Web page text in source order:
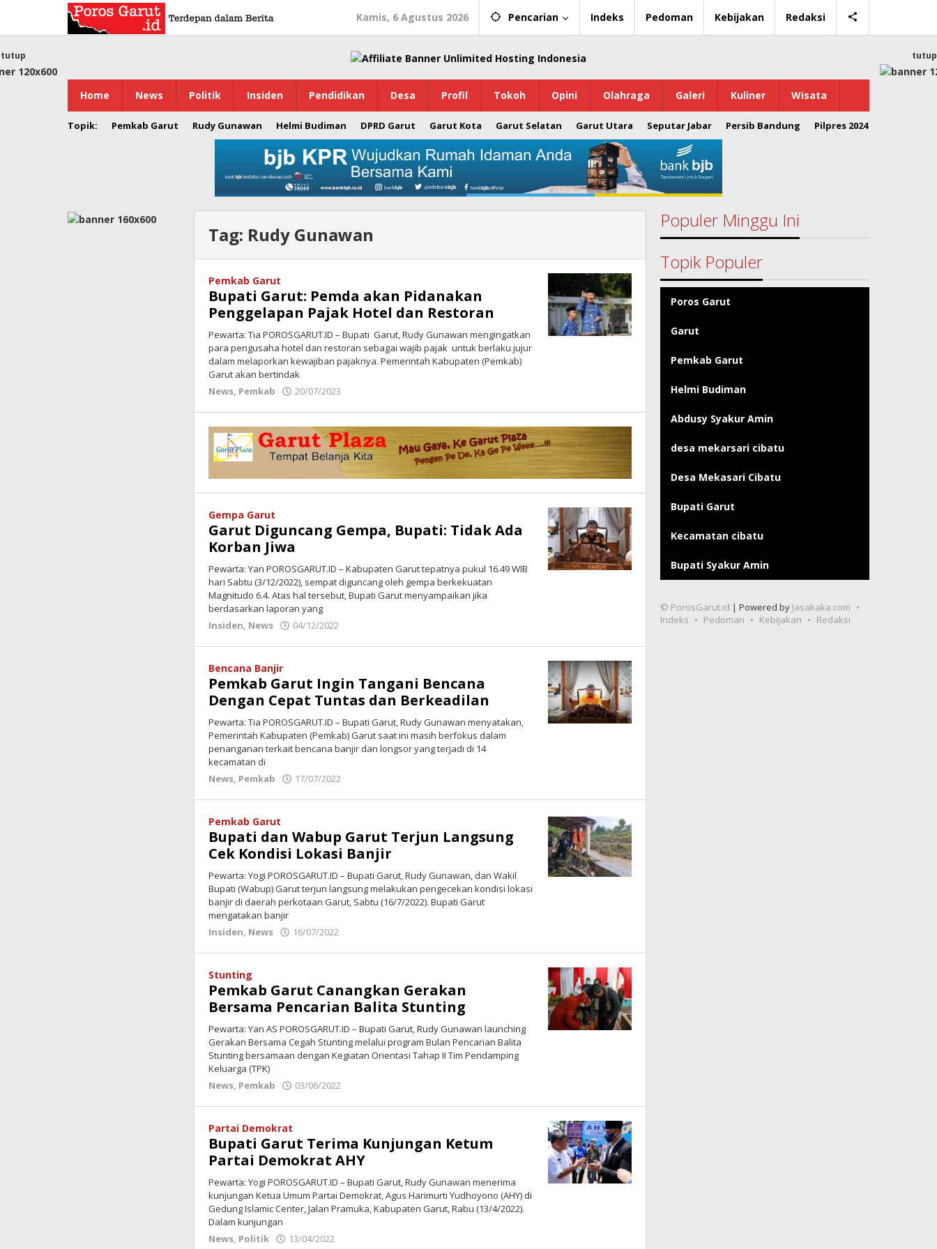
konten
Kamis, 6 Agustus 2026 Pencarian Indeks Pedoman Kebijakan Redaksi
Home News Politik Insiden Pendidikan Desa Profil Tokoh Opini Olahraga Galeri Kuliner Wisata
Topik: Pemkab Garut Rudy Gunawan Helmi Budiman DPRD Garut Garut Kota Garut Selatan Garut Utara Seputar Jabar Persib Bandung Pilpres 2024
tutup tutup
Tag: Rudy Gunawan
Pemkab Garut
Bupati Garut: Pemda akan Pidanakan
Penggelapan Pajak Hotel dan Restoran
Pewarta: Tia POROSGARUT.ID – Bupati Garut, Rudy Gunawan mengingatkan
para pengusaha hotel dan restoran sebagai wajib pajak untuk berlaku jujur
dalam melaporkan kewajiban pajaknya. Pemerintah Kabupaten (Pemkab)
Garut akan bertindak
News, Pemkab 20/07/2023
Garut
Gempa Garut
Garut Diguncang Gempa, Bupati: Tidak Ada
Korban Jiwa
Pewarta: Yan POROSGARUT.ID – Kabupaten Garut tepatnya pukul 16.49 WIB
hari Sabtu (3/12/2022), sempat diguncang oleh gempa berkekuatan
Magnitudo 6.4. Atas hal tersebut, Bupati Garut menyampaikan jika
berdasarkan laporan yang
Insiden, News 04/12/2022
Bencana Banjir
Pemkab Garut Ingin Tangani Bencana
Dengan Cepat Tuntas dan Berkeadilan
Pewarta: Tia POROSGARUT.ID – Bupati Garut, Rudy Gunawan menyatakan,
Pemerintah Kabupaten (Pemkab) Garut saat ini masih berfokus dalam
penanganan terkait bencana banjir dan longsor yang terjadi di 14
kecamatan di
News, Pemkab 17/07/2022
Pemkab Garut
Bupati dan Wabup Garut Terjun Langsung
Cek Kondisi Lokasi Banjir
Pewarta: Yogi POROSGARUT.ID – Bupati Garut, Rudy Gunawan, dan Wakil
Bupati (Wabup) Garut terjun langsung melakukan pengecekan kondisi lokasi
banjir di daerah perkotaan Garut, Sabtu (16/7/2022). Bupati Garut
mengatakan banjir
Insiden, News 16/07/2022
Stunting
Pemkab Garut Canangkan Gerakan
Bersama Pencarian Balita Stunting
Pewarta: Yan AS POROSGARUT.ID – Bupati Garut, Rudy Gunawan launching
Gerakan Bersama Cegah Stunting melalui program Bulan Pencarian Balita
Stunting bersamaan dengan Kegiatan Orientasi Tahap II Tim Pendamping
Keluarga (TPK)
News, Pemkab 03/06/2022
Partai Demokrat
Bupati Garut Terima Kunjungan Ketum
Partai Demokrat AHY
Pewarta: Yogi POROSGARUT.ID – Bupati Garut, Rudy Gunawan menerima
kunjungan Ketua Umum Partai Demokrat, Agus Harimurti Yudhoyono (AHY) di
Gedung Islamic Center, Jalan Pramuka, Kabupaten Garut, Rabu (13/4/2022).
Dalam kunjungan
News, Politik 13/04/2022
Populer Minggu Ini
Topik Populer
Poros Garut
Garut
Pemkab Garut
Helmi Budiman
Abdusy Syakur Amin
desa mekarsari cibatu
Desa Mekasari Cibatu
Bupati Garut
Kecamatan cibatu
Bupati Syakur Amin
© PorosGarut.id | Powered by Jasakaka.com
Indeks
Pedoman Kebijakan Redaksi